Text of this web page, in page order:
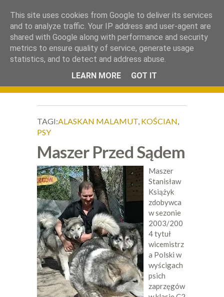
Okiem Obiektywu.
TAGI:ALASKAN MALAMUT, KOŚCIAN,
PSY
Maszer Przed Sądem
Maszer
Stanisław
Książyk
zdobywca
w sezonie
2003/200
4 tytuł
wicemistrz
a Polski w
wyścigach
psich
zaprzęgów
This site uses cookies from Google to deliver its services
and to analyze traffic. Your IP address and user-agent are
shared with Google along with performance and security
metrics to ensure quality of service, generate usage
statistics, and to detect and address abuse.
LEARN MORE
GOT IT